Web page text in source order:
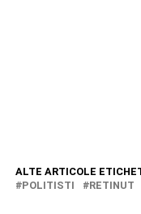
ALTE ARTICOLE
POLITISTI
RETINUT